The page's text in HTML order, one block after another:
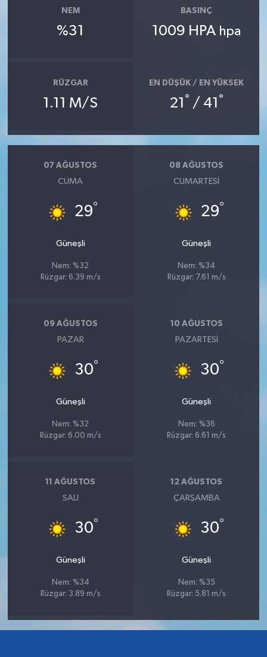
NEM
%31
BASINÇ
1009 HPA hpa
RÜZGAR
1.11 M/S
EN DÜŞÜK / EN YÜKSEK
21 ° / 41 °
07 AĞUSTOS
CUMA
29°
Güneşli
Nem: %32
Rüzgar: 6.39 m/s
08 AĞUSTOS
CUMARTESI
29°
Güneşli
Nem: %34
Rüzgar: 7.61 m/s
09 AĞUSTOS
PAZAR
30°
Güneşli
Nem: %32
Rüzgar: 6.00 m/s
10 AĞUSTOS
PAZARTESI
30°
Güneşli
Nem: %36
Rüzgar: 6.61 m/s
11 AĞUSTOS
SALI
30°
Güneşli
Nem: %34
Rüzgar: 3.89 m/s
12 AĞUSTOS
ÇARŞAMBA
30°
Güneşli
Nem: %35
Rüzgar: 5.81 m/s